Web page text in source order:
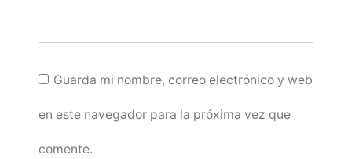
Guarda mi nombre, correo electrónico y web
en este navegador para la próxima vez que
comente.